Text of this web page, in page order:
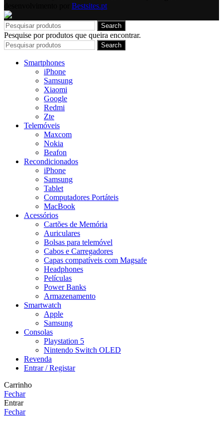
Bestsites.pt
Search
Pesquise por produtos que queira encontrar.
Search
Smartphones
iPhone
Samsung
Xiaomi
Google
Redmi
Zte
Telemóveis
Maxcom
Nokia
Beafon
Recondicionados
iPhone
Samsung
Tablet
Computadores Portáteis
MacBook
Acessórios
Cartões de Memória
Auriculares
Bolsas para telemóvel
Cabos e Carregadores
Capas compatíveis com Magsafe
Headphones
Películas
Power Banks
Armazenamento
Smartwatch
Apple
Samsung
Consolas
Playstation 5
Nintendo Switch OLED
Revenda
Entrar / Registar
Carrinho
Fechar
Entrar
Fechar